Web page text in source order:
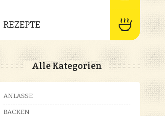
REZEPTE
Alle Kategorien
ANLÄSSE
BACKEN